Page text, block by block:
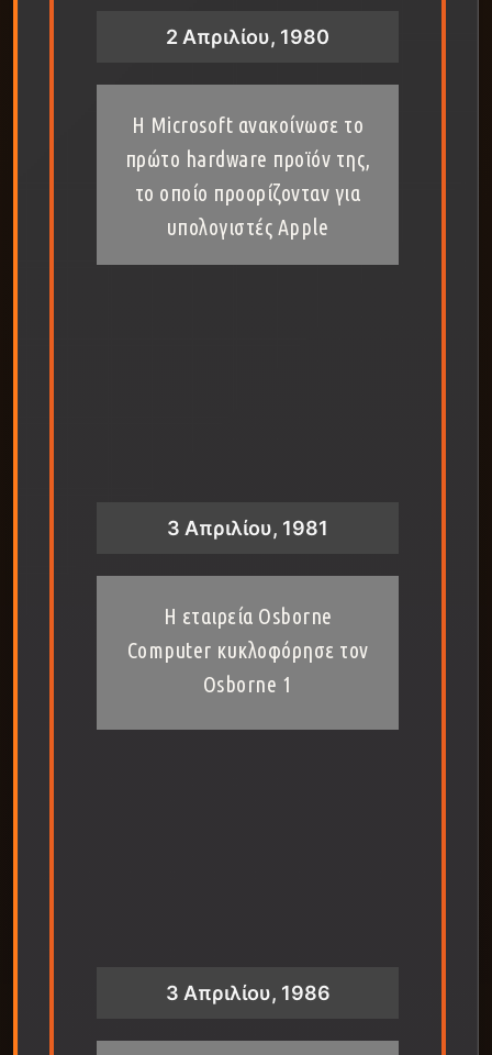
2 Απριλίου, 1980
Η Microsoft ανακοίνωσε το
πρώτο hardware προϊόν της,
το οποίο προορίζονταν για
υπολογιστές Apple
3 Απριλίου, 1981
Η εταιρεία Osborne
Computer κυκλοφόρησε τον
Osborne 1
3 Απριλίου, 1986